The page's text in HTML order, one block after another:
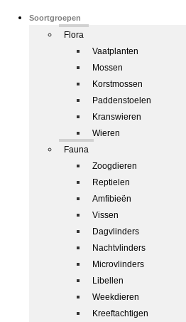
Soortgroepen
Flora
Vaatplanten
Mossen
Korstmossen
Paddenstoelen
Kranswieren
Wieren
Fauna
Zoogdieren
Reptielen
Amfibieën
Vissen
Dagvlinders
Nachtvlinders
Microvlinders
Libellen
Weekdieren
Kreeftachtigen